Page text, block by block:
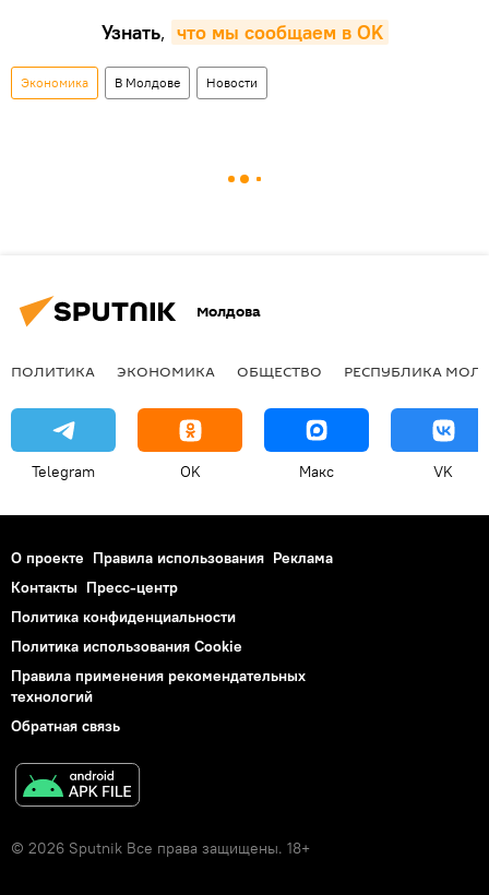
Узнать, что мы сообщаем в OK
Экономика В Молдове Новости
Молдова
ПОЛИТИКА ЭКОНОМИКА ОБЩЕСТВО РЕСПУБЛИКА
Telegram OK Макс VK
О проекте Правила использования Реклама
Контакты Пресс-центр
Политика конфиденциальности
Политика использования Cookie
Правила применения рекомендательных
технологий
Обратная связь
© 2026 Sputnik Все права защищены. 18+